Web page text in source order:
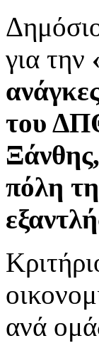
για την
του
πόλη
ανά